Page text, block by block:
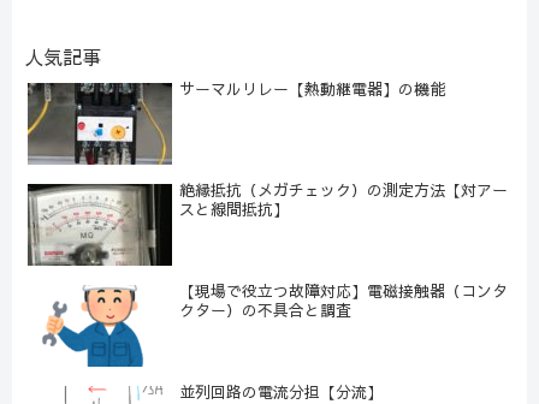
人気記事
サーマルリレー【熱動継電器】の機能
絶縁抵抗（メガチェック）の測定方法【対アー
スと線間抵抗】
【現場で役立つ故障対応】電磁接触器（コンタ
クター）の不具合と調査
並列回路の電流分担【分流】